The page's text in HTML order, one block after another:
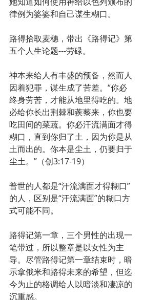
律例为婆婆和自己谋生糊口。
路得拾取麦穗，带出《路得记》第
五个人生论题---劳碌。
神本来给人有丰盛的预备，然而人
因着犯罪，谋生成了苦差。“你必
终身劳苦，才能从地里得吃的。地
必给你长出荆棘和蒺藜来，你也要
吃田间的菜蔬。你必汗流满面才得
糊口，直到你归了土，因为你是从
土而出的。你本是尘土，仍要归于
尘土。”（创3:17-19）
普世的人都是“汗流满面才得糊口”
的人，区别是“汗流满面”的糊口方
式可能不同。
路得记第一章，三个男性的出现一
笔带过，所以整章是以女性为主
导。尽管路得记第一章结束时，暗
示拿俄米和路得未来的希望，但迄
今为止的格调给人以暗淡和凄凉的
沉重感。